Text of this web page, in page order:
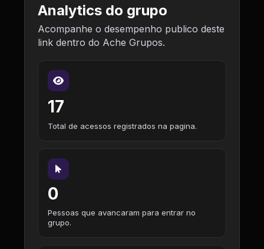
Analytics do grupo
Acompanhe o desempenho publico deste
link dentro do Ache Grupos.
17
Total de acessos registrados na pagina.
0
Pessoas que avancaram para entrar no
grupo.